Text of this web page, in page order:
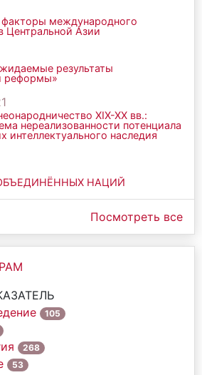
факторы международного
Центральной Азии
результаты
реформы»
ХIХ-ХХ вв.:
нереализованности потенциала
интеллектуального наследия
НАЦИЙ
Посмотреть все
105
268
53